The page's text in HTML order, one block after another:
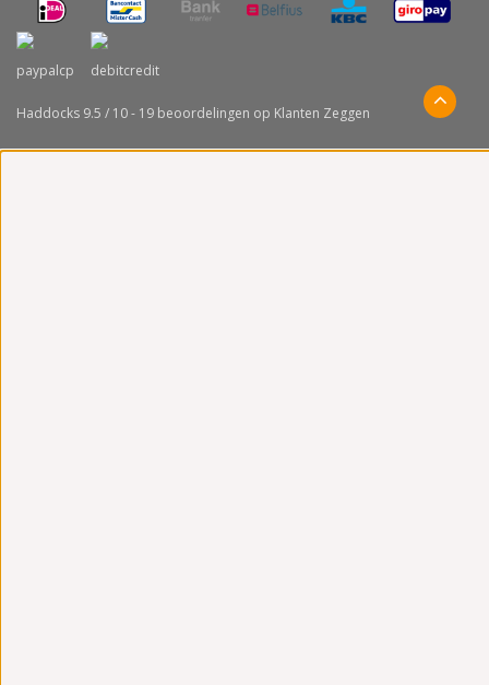
Haddocks 9.5 / 10- 19 beoordelingen op Klanten Zeggen